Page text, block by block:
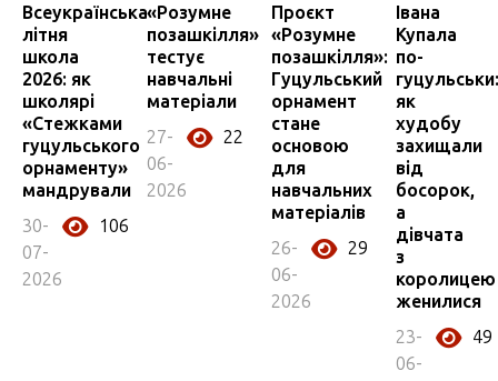
Всеукраїнська
літня
школа
2026: як
школярі
«Стежками
гуцульського
орнаменту»
мандрували
30-
07-
2026
106
«Розумне
позашкілля»
тестує
навчальні
матеріали
27-
06-
2026
22
Проєкт
«Розумне
позашкілля»:
Гуцульський
орнамент
стане
основою
для
навчальних
матеріалів
26-
06-
2026
29
Івана
Купала
по-
гуцульськи:
як
худобу
захищали
від
босорок,
а
дівчата
з
королицею
женилися
23-
06-
49